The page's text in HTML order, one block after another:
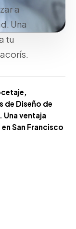
a
Una
tu
de Diseño de
Una ventaja
San Francisco